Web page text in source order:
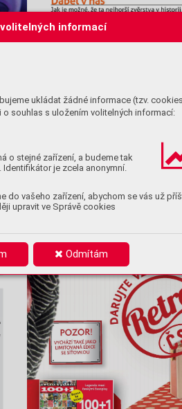
informací
ukládat žádné informace (tzv.
souhlas s uložením volitelných informací:
o stejné zařízení, a budeme tak
je zcela anonymní.
do vašeho zařízení, abychom se vás už
upravit ve Správě cookies
Odmítám